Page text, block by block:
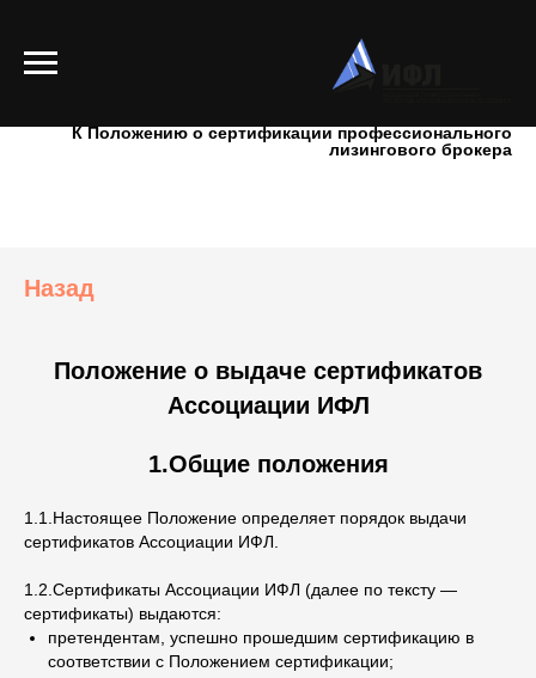
К Положению о сертификации профессионального
лизингового брокера
Назад
Положение о выдаче сертификатов
Ассоциации ИФЛ
1.Общие положения
1.1.Настоящее Положение определяет порядок выдачи
сертификатов Ассоциации ИФЛ.
1.2.Сертификаты Ассоциации ИФЛ (далее по тексту —
сертификаты) выдаются:
претендентам, успешно прошедшим сертификацию в
соответствии с Положением сертификации;